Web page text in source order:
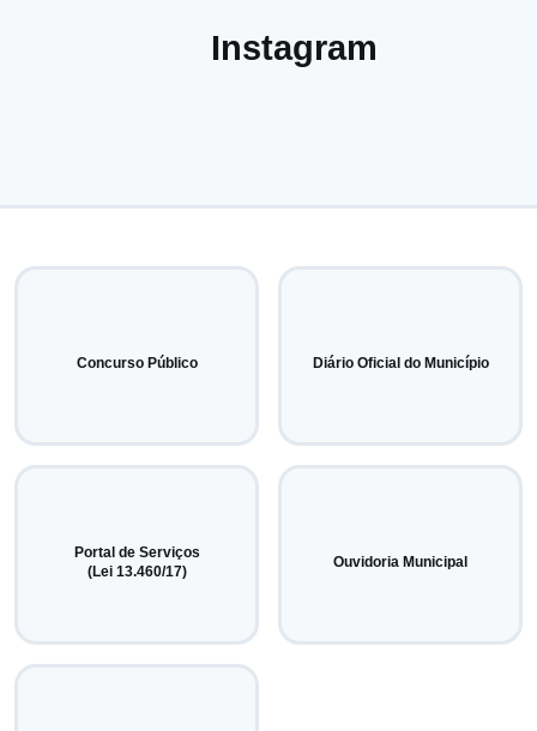
Instagram
Concurso Público Diário Oficial do Município
Portal de Serviços
(Lei 13.460/17)
Ouvidoria Municipal